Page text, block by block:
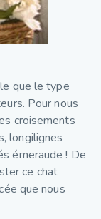
que le type
Pour nous
croisements
longilignes
émeraude ! De
ce chat
que nous